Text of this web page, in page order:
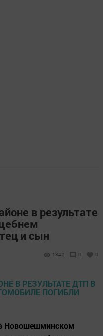
в результате
и сын
1342 0 0
Новошешминском